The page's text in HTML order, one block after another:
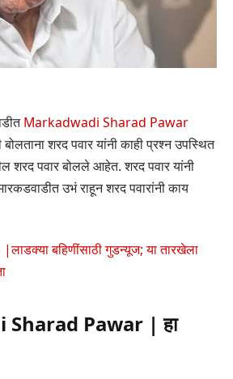
Markadwadi Sharad Pawar
शरद पवार यांनी काही प्रश्न उपस्थित
शरद पवार बोलले आहेत. शरद पवार यांनी
उभं राहून शरद पवारांनी काय
बहिणींसाठी गुडन्यूज; या तारखेला
Pawar | हा